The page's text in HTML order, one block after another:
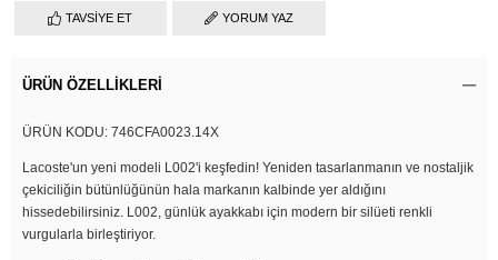
TAVSIYE ET YORUM YAZ
ÜRÜN ÖZELLIKLERI
ÜRÜN KODU: 746CFA0023.14X
Lacoste'un yeni modeli L002'i keşfedin! Yeniden tasarlanmanın ve nostaljik
çekiciliğin bütünlüğünün hala markanın kalbinde yer aldığını
hissedebilirsiniz. L002, günlük ayakkabı için modern bir silüeti renkli
vurgularla birleştiriyor.